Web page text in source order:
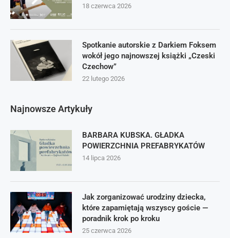
18 czerwca 2026
Spotkanie autorskie z Darkiem Foksem
wokół jego najnowszej książki „Czeski
Czechow”
22 lutego 2026
Najnowsze Artykuły
BARBARA KUBSKA. GŁADKA
POWIERZCHNIA PREFABRYKATÓW
14 lipca 2026
Jak zorganizować urodziny dziecka,
które zapamiętają wszyscy goście —
poradnik krok po kroku
25 czerwca 2026